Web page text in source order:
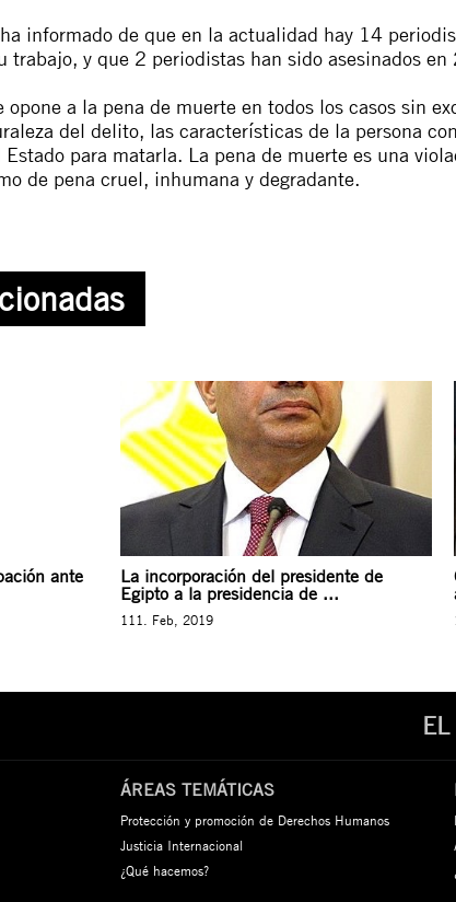
informado de que en la actualidad hay 14
trabajo, y que 2 periodistas han sido asesinados
a la pena de muerte en todos los casos sin
del delito, las características de la persona
para matarla. La pena de muerte es una
de pena cruel, inhumana y degradante.
ante
La incorporación del presidente de
Egipto a la presidencia de ...
111. Feb, 2019
ÁREAS TEMÁTICAS
Protección y promoción de Derechos Humanos
Justicia Internacional
¿Qué hacemos?